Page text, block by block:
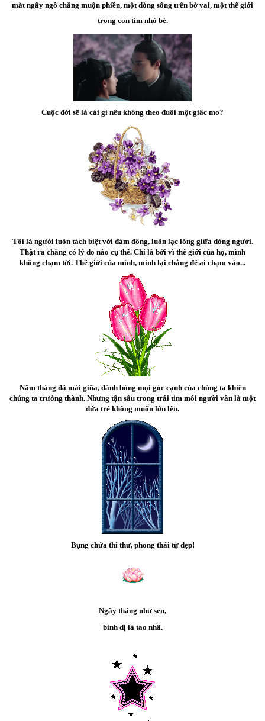
mắt ngây ngô chẳng muộn phiền, một dòng sông trên bờ vai, một thế giới
trong con tim nhỏ bé.
Cuộc đời sẽ là cái gì nếu không theo đuổi một giấc mơ?
Tôi là người luôn tách biệt với đám đông, luôn lạc lõng giữa dòng người.
Thật ra chẳng có lý do nào cụ thể. Chỉ là bởi vì thế giới của họ, mình
không chạm tới. Thế giới của mình, mình lại chẳng để ai chạm vào...
Năm tháng đã mài giũa, đánh bóng mọi góc cạnh của chúng ta khiến
chúng ta trưởng thành. Nhưng tận sâu trong trái tim mỗi người vẫn là một
đứa trẻ không muốn lớn lên.
Bụng chứa thi thư, phong thái tự đẹp!
Ngày tháng như sen,
bình dị là tao nhã.